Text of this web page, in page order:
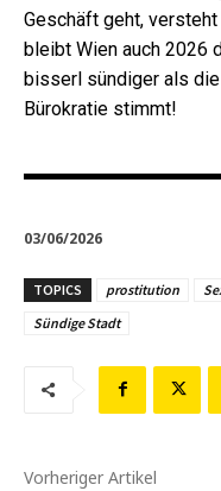
Geschäft geht,
bleibt Wien auch 2026
bisserl sündiger als
Bürokratie stimmt!
03/06/2026
TOPICS prostitution
Sündige Stadt
Vorheriger Artikel